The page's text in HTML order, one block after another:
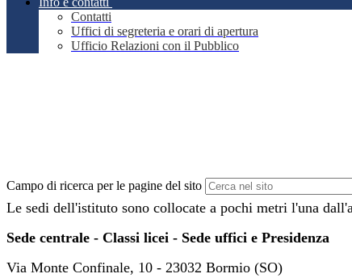
Contatti
Uffici di segreteria e orari di apertura
Ufficio Relazioni con il Pubblico
Campo di ricerca per le pagine del sito
Le sedi dell'istituto sono collocate a pochi metri l'una
Sede centrale - Classi licei - Sede uffici e Presidenza
Via Monte Confinale, 10 - 23032 Bormio (SO)